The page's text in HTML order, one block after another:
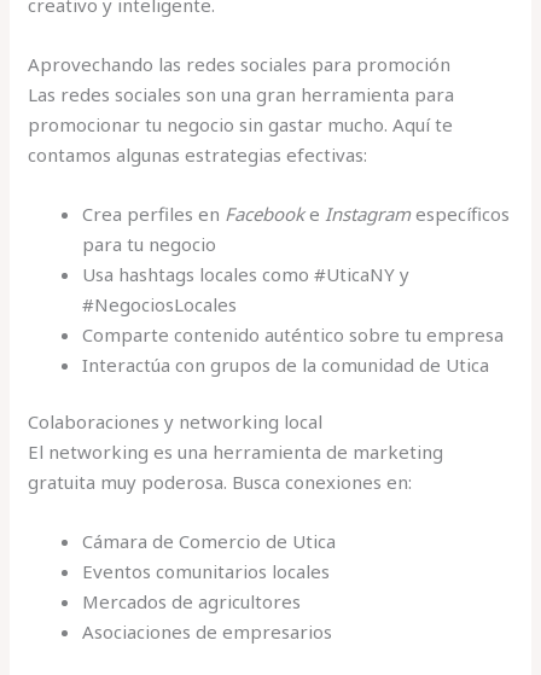
Aprovechando las redes sociales para promoción
Las redes sociales son una gran herramienta para
promocionar tu negocio sin gastar mucho. Aquí te
contamos algunas estrategias efectivas:
Crea perfiles en Facebooke Instagramespecíficos
para tu negocio
Usa hashtags locales como #UticaNY y
#NegociosLocales
Comparte contenido auténtico sobre tu empresa
Interactúa con grupos de la comunidad de Utica
Colaboraciones y networking local
El networking es una herramienta de marketing
gratuita muy poderosa. Busca conexiones en:
Cámara de Comercio de Utica
Eventos comunitarios locales
Mercados de agricultores
Asociaciones de empresarios